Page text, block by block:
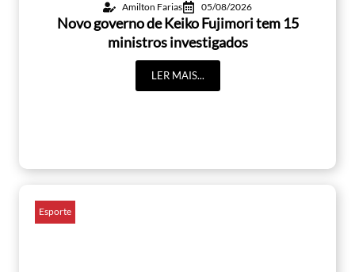
Amilton Farias 05/08/2026
Novo governo de Keiko Fujimori tem 15
ministros investigados
LER MAIS...
Esporte